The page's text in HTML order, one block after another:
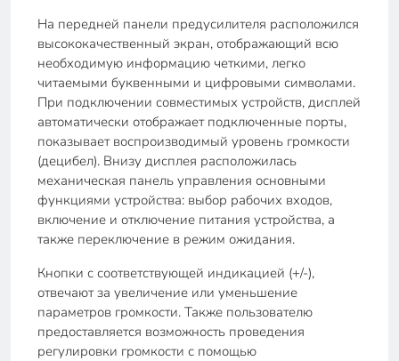
На передней панели предусилителя расположился
высококачественный экран, отображающий всю
необходимую информацию четкими, легко
читаемыми буквенными и цифровыми символами.
При подключении совместимых устройств, дисплей
автоматически отображает подключенные порты,
показывает воспроизводимый уровень громкости
(децибел). Внизу дисплея расположилась
механическая панель управления основными
функциями устройства: выбор рабочих входов,
включение и отключение питания устройства, а
также переключение в режим ожидания.
Кнопки с соответствующей индикацией (+/-),
отвечают за увеличение или уменьшение
параметров громкости. Также пользователю
предоставляется возможность проведения
регулировки громкости с помощью